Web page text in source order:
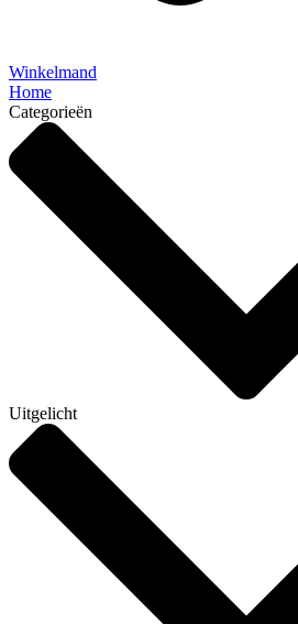
Winkelmand
Home
Categorieën
Uitgelicht